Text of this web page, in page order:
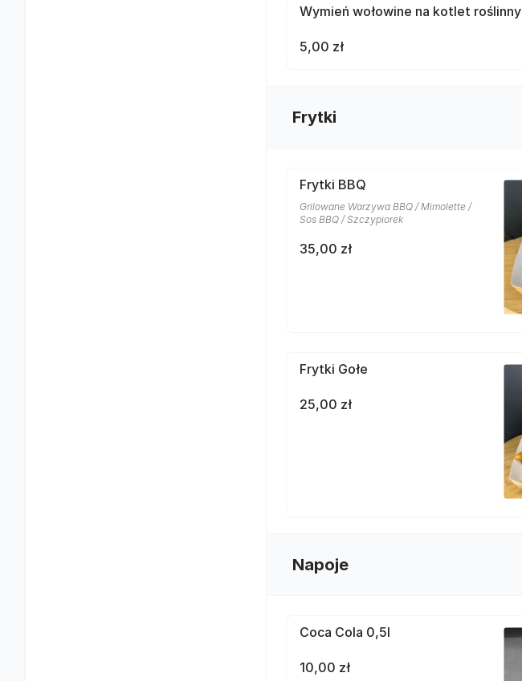
Wymień wołowine na kotlet roślinny
5,00 zł
Frytki
Frytki BBQ
Grilowane Warzywa BBQ / Mimolette /
Sos BBQ / Szczypiorek
35,00 zł
Frytki Gołe
25,00 zł
Napoje
Coca Cola 0,5l
10,00 zł